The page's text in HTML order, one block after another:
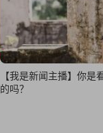
【我是新闻主播】你
的吗？